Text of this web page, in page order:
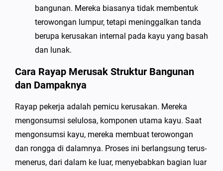
bangunan. Mereka biasanya tidak membentuk
terowongan lumpur, tetapi meninggalkan tanda
berupa kerusakan internal pada kayu yang basah
dan lunak.
Cara Rayap Merusak Struktur Bangunan
dan Dampaknya
Rayap pekerja adalah pemicu kerusakan. Mereka
mengonsumsi selulosa, komponen utama kayu. Saat
mengonsumsi kayu, mereka membuat terowongan
dan rongga di dalamnya. Proses ini berlangsung terus-
menerus, dari dalam ke luar, menyebabkan bagian luar